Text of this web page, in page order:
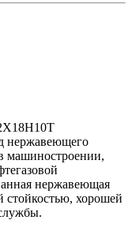
нержавеющего
машиностроении,
нержавеющая
стойкостью, хорошей